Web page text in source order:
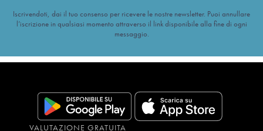
Iscrivendoti, dai il tuo consenso per ricevere le nostre newsletter. Puoi annullare
l’iscrizione in qualsiasi momento attraverso il link disponibile alla fine di ogni
messaggio.
VALUTAZIONE GRATUITA